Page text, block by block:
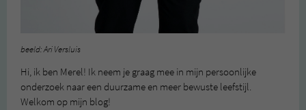
beeld: Ari Versluis
Hi, ik ben Merel! Ik neem je graag mee in mijn persoonlijke
onderzoek naar een duurzame en meer bewuste leefstijl.
Welkom op mijn blog!